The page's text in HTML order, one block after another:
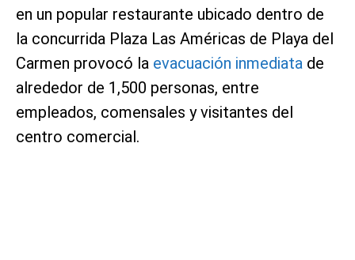
en un popular restaurante ubicado dentro de
la concurrida Plaza Las Américas de Playa del
Carmen provocó la evacuación inmediata de
alrededor de 1,500 personas, entre
empleados, comensales y visitantes del
centro comercial.